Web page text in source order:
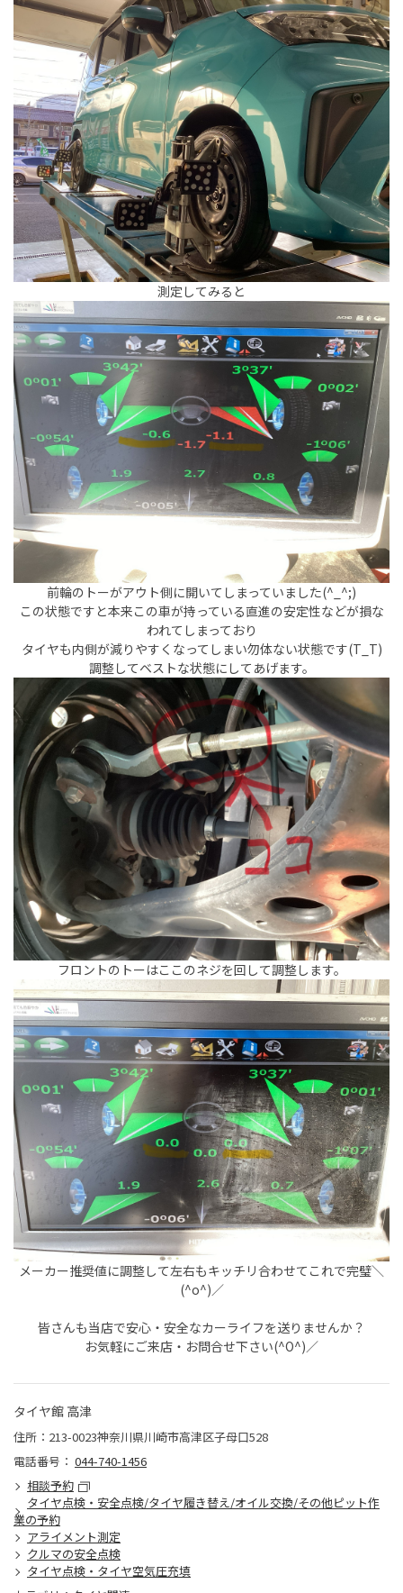
測定してみると
前輪のトーがアウト側に開いてしまっていました(^_^;)
この状態ですと本来この車が持っている直進の安定性などが損な
われてしまっており
タイヤも内側が減りやすくなってしまい勿体ない状態です(T_T)
調整してベストな状態にしてあげます。
フロントのトーはここのネジを回して調整します。
メーカー推奨値に調整して左右もキッチリ合わせてこれで完璧＼
(^o^)／
皆さんも当店で安心・安全なカーライフを送りませんか？
お気軽にご来店・お問合せ下さい(^O^)／
タイヤ館 高津
住所：213-0023神奈川県川崎市高津区子母口528
電話番号： 044-740-1456
相談予約
タイヤ点検・安全点検/タイヤ履き替え/オイル交換/その他ピット作
業の予約
アライメント測定
クルマの安全点検
タイヤ点検・タイヤ空気圧充填